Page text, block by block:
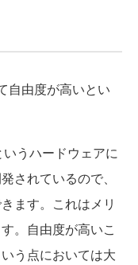
自由度が高いとい
うハードウェアに
されているので、
ます。これはメリ
。自由度が高いこ
う点においては大